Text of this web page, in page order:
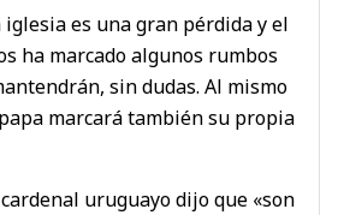
iglesia es una gran pérdida y el
ha marcado algunos rumbos
sin dudas. Al mismo
marcará también su propia
uruguayo dijo que «son